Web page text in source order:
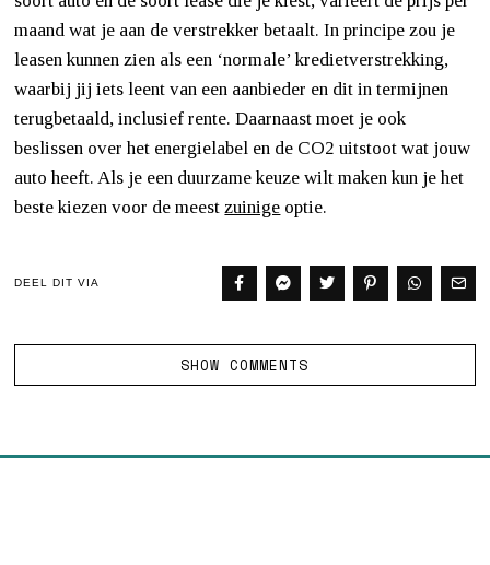
maand wat je aan de verstrekker betaalt. In principe zou je
leasen kunnen zien als een ‘normale’ kredietverstrekking,
waarbij jij iets leent van een aanbieder en dit in termijnen
terugbetaald, inclusief rente. Daarnaast moet je ook
beslissen over het energielabel en de CO2 uitstoot wat jouw
auto heeft. Als je een duurzame keuze wilt maken kun je het
beste kiezen voor de meest zuinige optie.
DEEL DIT VIA
SHOW COMMENTS